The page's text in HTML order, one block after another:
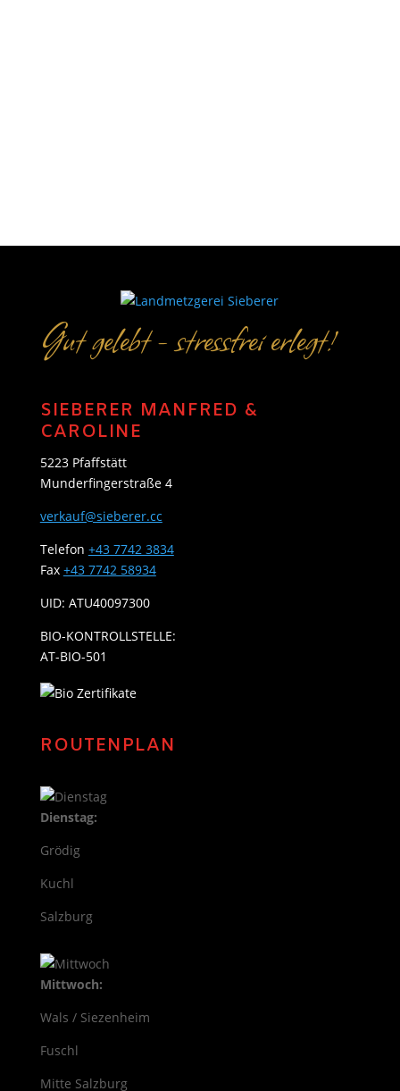
Gut gelebt - stressfrei erlegt!
SIEBERER MANFRED &
CAROLINE
5223 Pfaffstätt
Munderfingerstraße 4
verkauf@sieberer.cc
Telefon +43 7742 3834
Fax +43 7742 58934
UID: ATU40097300
BIO-KONTROLLSTELLE:
AT-BIO-501
ROUTENPLAN
Dienstag:
Grödig
Kuchl
Salzburg
Mittwoch:
Wals / Siezenheim
Fuschl
Mitte Salzburg